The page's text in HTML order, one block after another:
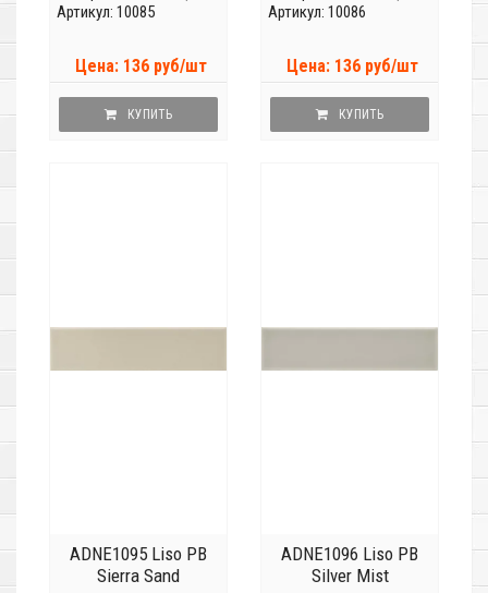
Артикул: 10085
Цена: 136 руб/шт
КУПИТЬ
Артикул: 10086
Цена: 136 руб/шт
КУПИТЬ
ADNE1095 Liso PB
Sierra Sand
ADNE1096 Liso PB
Silver Mist